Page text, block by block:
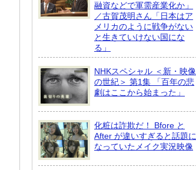
融資などで軍需産業化か」
／古賀茂明さん「日本はア
メリカのように戦争がない
と生きていけない国にな
る」
NHKスペシャル ＜新・映像
の世紀＞ 第1集 「百年の悲
劇はここから始まった」
化粧は詐欺だ！ Bfore と
After が違いすぎると話題に
なっていたメイク実況映像